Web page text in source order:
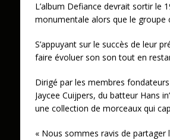
L’album Defiance devrait sortir le
monumentale alors que le
S’appuyant sur le succès de leur
faire évoluer son son tout en
Dirigé par les membres
Jaycee Cuijpers, du batteur Hans
une collection de morceaux qui
« Nous sommes ravis de partager